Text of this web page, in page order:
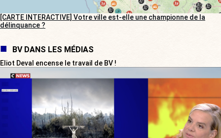
[CARTE INTERACTIVE] Votre ville est-elle une championne de la
délinquance ?
BV DANS LES MÉDIAS
Eliot Deval encense le travail de BV !